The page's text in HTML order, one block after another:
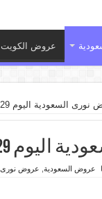
عروض الكويت
اليوم 29 نوفمبر حتى 2 ديسمبر 2024 جمعة التوفير
ديسمبر 2024 جمعة التوفير
عروض السعودية عروض